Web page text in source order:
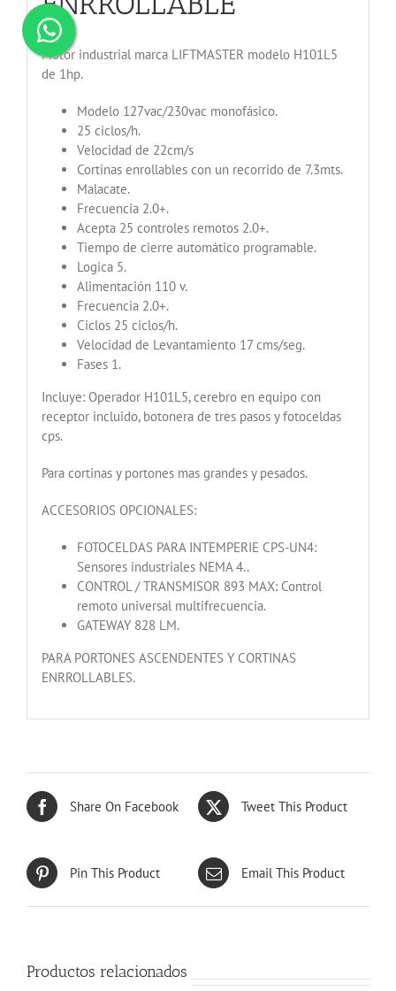
Motor industrial marca LIFTMASTER modelo H101L5
de 1hp.
Modelo 127vac/230vac monofásico.
25 ciclos/h.
Velocidad de 22cm/s
Cortinas enrollables con un recorrido de 7.3mts.
Malacate.
Frecuencia 2.0+.
Acepta 25 controles remotos 2.0+.
Tiempo de cierre automático programable.
Logica 5.
Alimentación 110 v.
Frecuencia 2.0+.
Ciclos 25 ciclos/h.
Velocidad de Levantamiento 17 cms/seg.
Fases 1.
Incluye: Operador H101L5, cerebro en equipo con
receptor incluido, botonera de tres pasos y fotoceldas
cps.
Para cortinas y portones mas grandes y pesados.
ACCESORIOS OPCIONALES:
FOTOCELDAS PARA INTEMPERIE CPS-UN4:
Sensores industriales NEMA 4..
CONTROL / TRANSMISOR 893 MAX: Control
remoto universal multifrecuencia.
GATEWAY 828 LM.
PARA PORTONES ASCENDENTES Y CORTINAS
ENRROLLABLES.
Share On Facebook Tweet This Product
Pin This Product Email This Product
Productos relacionados